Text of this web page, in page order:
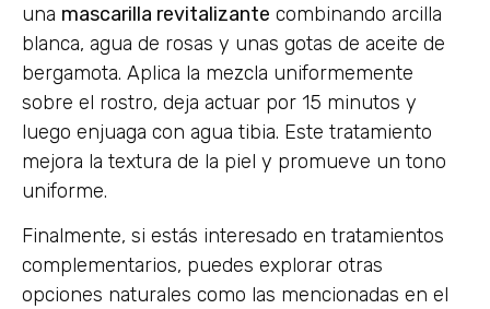
una mascarilla revitalizante combinando arcilla
blanca, agua de rosas y unas gotas de aceite de
bergamota. Aplica la mezcla uniformemente
sobre el rostro, deja actuar por 15 minutos y
luego enjuaga con agua tibia. Este tratamiento
mejora la textura de la piel y promueve un tono
uniforme.
Finalmente, si estás interesado en tratamientos
complementarios, puedes explorar otras
opciones naturales como las mencionadas en el